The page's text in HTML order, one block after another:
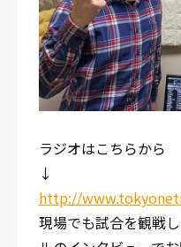
ラジオはこちらから
↓
http://
現場でも試合を観戦